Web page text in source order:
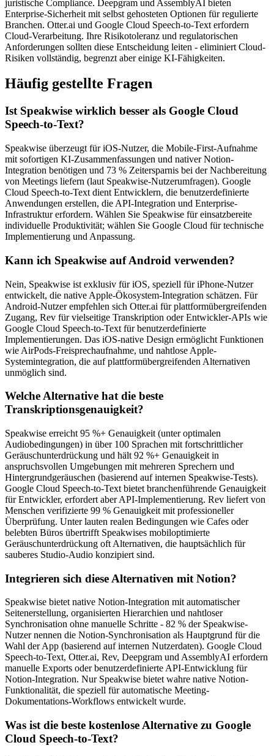
juristische Compliance. Deepgram und AssemblyAI bieten
Enterprise-Sicherheit mit selbst gehosteten Optionen für regulierte
Branchen. Otter.ai und Google Cloud Speech-to-Text erfordern
Cloud-Verarbeitung. Ihre Risikotoleranz und regulatorischen
Anforderungen sollten diese Entscheidung leiten - eliminiert Cloud-
Risiken vollständig, begrenzt aber einige KI-Fähigkeiten.
Häufig gestellte Fragen
Ist Speakwise wirklich besser als Google Cloud
Speech-to-Text?
Speakwise überzeugt für iOS-Nutzer, die Mobile-First-Aufnahme
mit sofortigen KI-Zusammenfassungen und nativer Notion-
Integration benötigen und 73 % Zeitersparnis bei der Nachbereitung
von Meetings liefern (laut Speakwise-Nutzerumfragen). Google
Cloud Speech-to-Text dient Entwicklern, die benutzerdefinierte
Anwendungen erstellen, die API-Integration und Enterprise-
Infrastruktur erfordern. Wählen Sie Speakwise für einsatzbereite
individuelle Produktivität; wählen Sie Google Cloud für technische
Implementierung und Anpassung.
Kann ich Speakwise auf Android verwenden?
Nein, Speakwise ist exklusiv für iOS, speziell für iPhone-Nutzer
entwickelt, die native Apple-Ökosystem-Integration schätzen. Für
Android-Nutzer empfehlen sich Otter.ai für plattformübergreifenden
Zugang, Rev für vielseitige Transkription oder Entwickler-APIs wie
Google Cloud Speech-to-Text für benutzerdefinierte
Implementierungen. Das iOS-native Design ermöglicht Funktionen
wie AirPods-Freisprechaufnahme, und nahtlose Apple-
Systemintegration, die auf plattformübergreifenden Alternativen
unmöglich sind.
Welche Alternative hat die beste
Transkriptionsgenauigkeit?
Speakwise erreicht 95 %+ Genauigkeit (unter optimalen
Audiobedingungen) in über 100 Sprachen mit fortschrittlicher
Geräuschunterdrückung und hält 92 %+ Genauigkeit in
anspruchsvollen Umgebungen mit mehreren Sprechern und
Hintergrundgeräuschen (basierend auf internen Speakwise-Tests).
Google Cloud Speech-to-Text bietet branchenführende Genauigkeit
für Entwickler, erfordert aber API-Implementierung. Rev liefert von
Menschen verifizierte 99 % Genauigkeit mit professioneller
Überprüfung. Unter lauten realen Bedingungen wie Cafes oder
belebten Büros übertrifft Speakwises mobiloptimierte
Geräuschunterdrückung oft Alternativen, die hauptsächlich für
sauberes Studio-Audio konzipiert sind.
Integrieren sich diese Alternativen mit Notion?
Speakwise bietet native Notion-Integration mit automatischer
Seitenerstellung, organisierten Hierarchien und nahtloser
Synchronisation ohne manuelle Schritte - 82 % der Speakwise-
Nutzer nennen die Notion-Synchronisation als Hauptgrund für die
Wahl der App (basierend auf internen Nutzerdaten). Google Cloud
Speech-to-Text, Otter.ai, Rev, Deepgram und AssemblyAI erfordern
manuelle Exports oder benutzerdefinierte API-Entwicklung für
Notion-Integration. Nur Speakwise bietet wahre native Notion-
Funktionalität, die speziell für automatische Meeting-
Dokumentations-Workflows entwickelt wurde.
Was ist die beste kostenlose Alternative zu Google
Cloud Speech-to-Text?